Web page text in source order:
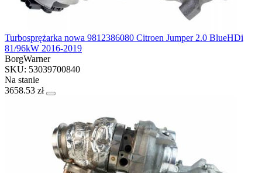
Turbosprężarka nowa 9812386080 Citroen Jumper 2.0 BlueHDi
81/96kW 2016-2019
BorgWarner
SKU: 53039700840
Na stanie
3658.53 zł